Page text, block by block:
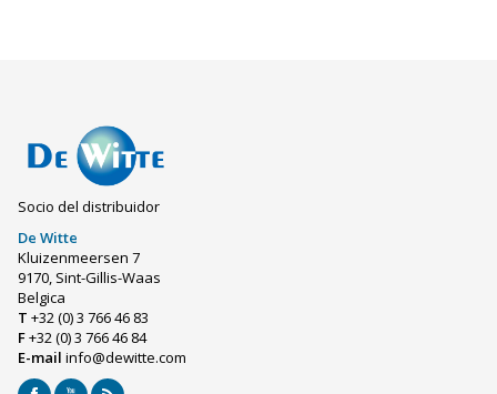
Socio del distribuidor
De Witte
Kluizenmeersen 7
9170, Sint-Gillis-Waas
Belgica
T +32 (0) 3 766 46 83
F+32 (0) 3 766 46 84
E-mail info@dewitte.com